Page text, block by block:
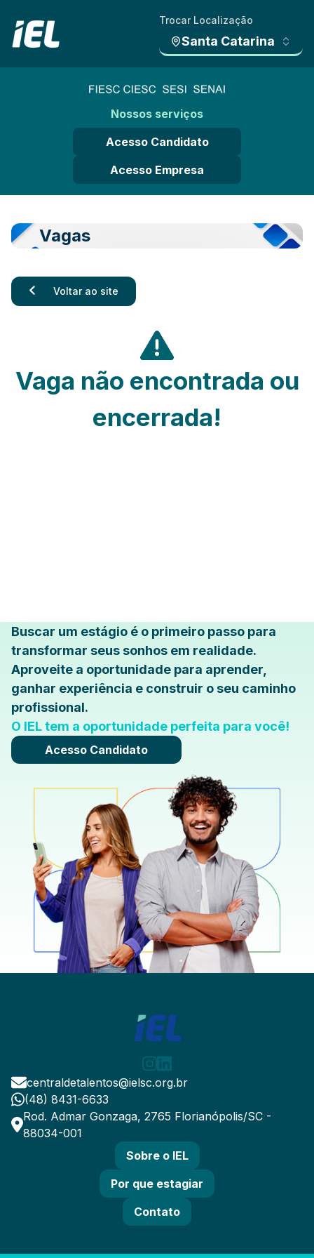
Trocar Localização
Santa Catarina
Nossos serviços
Acesso Candidato
Acesso Empresa
Vagas
Voltar ao site
Vaga não encontrada ou
encerrada!
Buscar um estágio é o primeiro passo para
transformar seus sonhos em realidade.
Aproveite a oportunidade para aprender,
ganhar experiência e construir o seu caminho
profissional.
O IEL tem a oportunidade perfeita para você!
Acesso Candidato
centraldetalentos@ielsc.org.br
(48) 8431-6633
Rod. Admar Gonzaga, 2765 Florianópolis/SC -
88034-001
Sobre o IEL
Por que estagiar
Contato